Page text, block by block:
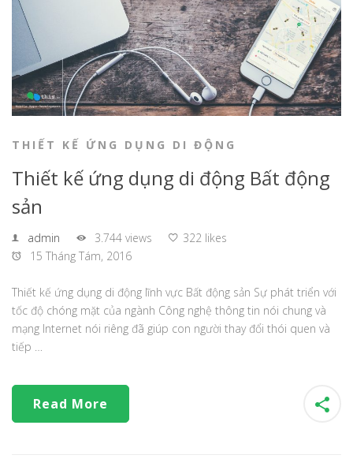
THIẾT KẾ ỨNG DỤNG DI ĐỘNG
Thiết kế ứng dụng di động Bất động
sản
admin 3.744 views
322 likes
15 Tháng Tám, 2016
Thiết kế ứng dụng di động lĩnh vực Bất động sản Sự phát triển với
tốc độ chóng mặt của ngành Công nghệ thông tin nói chung và
mạng Internet nói riêng đã giúp con người thay đổi thói quen và
tiếp …
Read More